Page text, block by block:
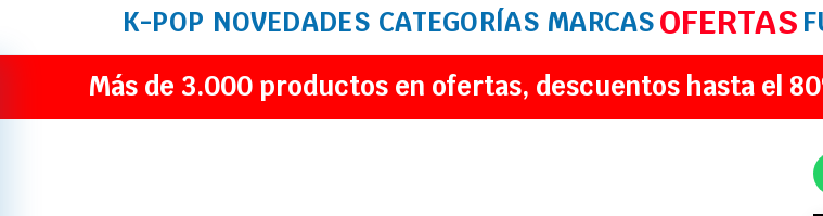
K-POP NOVEDADES CATEGORÍAS MARCASOFERTAS
Más de 3.000 productos en ofertas, descuentos hasta el